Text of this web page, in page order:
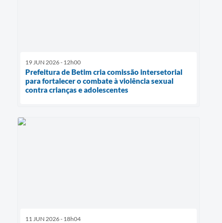
19 JUN 2026 - 12h00
Prefeitura de Betim cria comissão intersetorial
para fortalecer o combate à violência sexual
contra crianças e adolescentes
11 JUN 2026 - 18h04